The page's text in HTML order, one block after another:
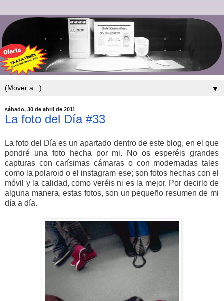
▼
sábado, 30 de abril de 2011
La foto del Día #33
La foto del Día es un apartado dentro de este blog, en el que
pondré una foto hecha por mi. No os esperéis grandes
capturas con carísimas cámaras o con modernadas tales
como la polaroid o el instagram ese; son fotos hechas con el
móvil y la calidad, como veréis ni es la mejor. Por decirlo de
alguna manera, estas fotos, son un pequeño resumen de mi
día a día.